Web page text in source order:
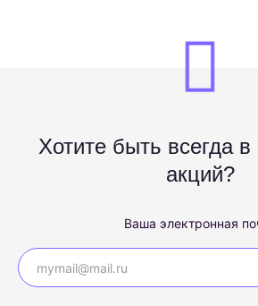
Хотите быть всегда в
акций?
Ваша электронная